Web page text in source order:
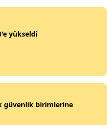
yükseldi
güvenlik birimlerine